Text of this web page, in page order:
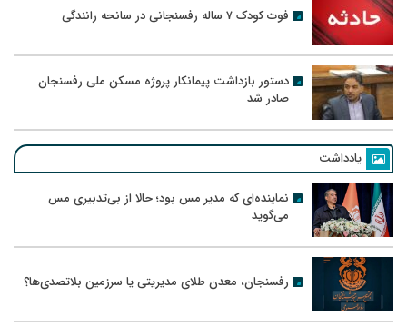
فوت کودک ۷ ساله رفسنجانی در سانحه رانندگی
دستور بازداشت پیمانکار پروژه مسکن ملی رفسنجان
صادر شد
یادداشت
نماینده‌ای که مدیر مس بود؛ حالا از بی‌تدبیری مس
می‌گوید
رفسنجان، معدن طلای مدیریتی یا سرزمین بلاتصدی‌ها؟